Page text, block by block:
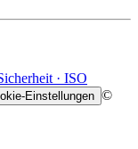
· ISO
Einstellungen ©